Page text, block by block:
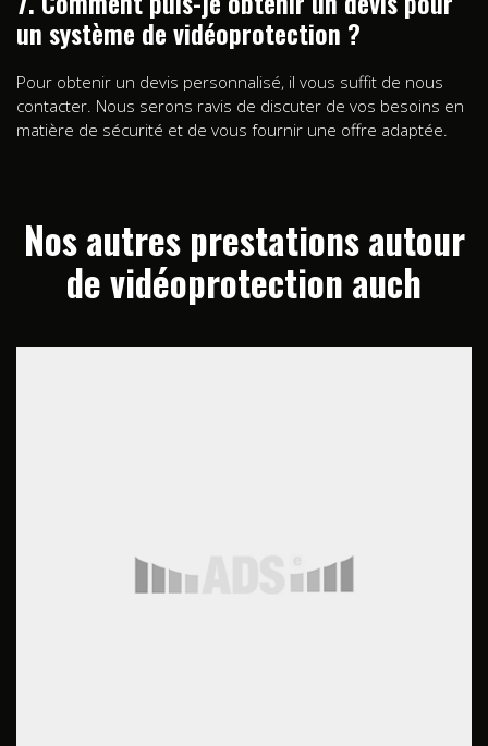
un système de vidéoprotection ?
Pour obtenir un devis personnalisé, il vous suffit de nous
contacter. Nous serons ravis de discuter de vos besoins en
matière de sécurité et de vous fournir une offre adaptée.
Nos autres prestations autour
de vidéoprotection auch